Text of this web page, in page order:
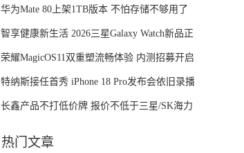
进
华为Mate 80上架1TB版本 不怕存储不够用了
智享健康新生活 2026三星Galaxy Watch新品正
式开售
荣耀MagicOS11双重塑流畅体验 内测招募开启
特纳斯接任首秀 iPhone 18 Pro发布会依旧录播
长鑫产品不打低价牌 报价不低于三星/SK海力
热门文章